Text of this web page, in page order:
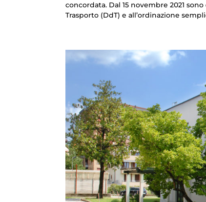
concordata. Dal 15 novembre 2021
Trasporto (DdT) e all’ordinazione